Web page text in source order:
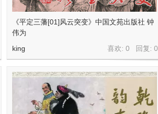
《平定三藩[01]风云突变》中国文苑出版社 钟
伟为
喜欢: 0 回复:0
king